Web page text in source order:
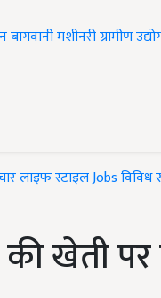
बागवानीमशीनरीग्रामीण
लाइफ स्टाइलJobsविविध
खेती पर